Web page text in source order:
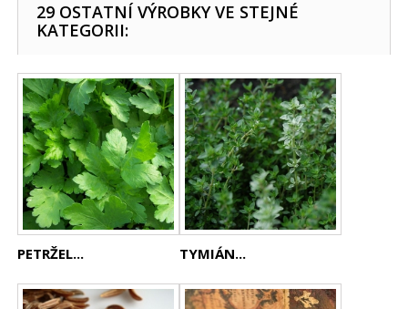
29 OSTATNÍ VÝROBKY VE STEJNÉ
KATEGORII:
PETRŽEL... TYMIÁN...